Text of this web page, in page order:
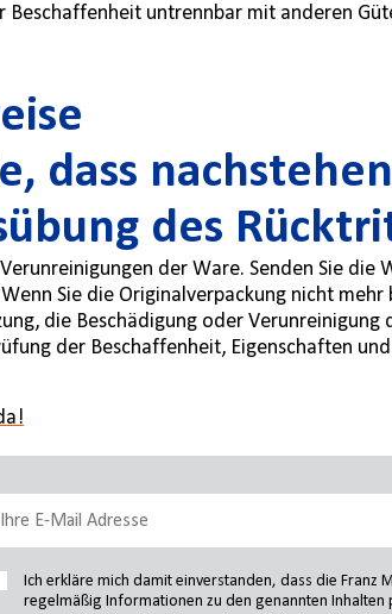
Beschaffenheit untrennbar mit anderen
dass
des
der Ware. Senden Sie
Sie die Originalverpackung nicht
die Beschädigung oder
der Beschaffenheit, Eigenschaften
Ich erkläre mich damit einverstanden, dass die Franz
regelmäßig Informationen zu den genannten Inhalten